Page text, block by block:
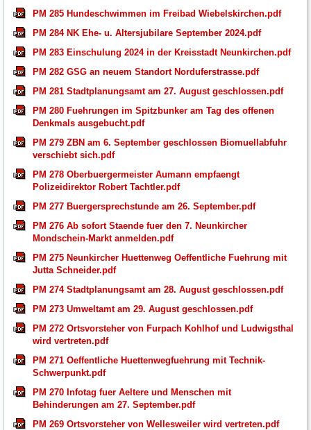
PM 285 Hundeschwimmen im Freibad Wiebelskirchen.pdf
PM 284 NK Ehe- u. Altersjubilare September 2024.pdf
PM 283 Einschulung 2024 in der Kreisstadt Neunkirchen.pdf
PM 282 GSG an neuem Standort Norduferstrasse.pdf
PM 281 Stadtplanungsamt am 27. August geschlossen.pdf
PM 280 Fuehrungen im Spitzbunker am Tag des offenen
Denkmals ausgebucht.pdf
PM 279 ZBN am 6. September geschlossen Biomuellabfuhr
verschiebt sich.pdf
PM 278 Oberbuergermeister Aumann empfaengt
Polizeidirektor Robert Tachtler.pdf
PM 277 Buergersprechstunde am 26. September.pdf
PM 276 Ab sofort Staende fuer den 7. Neunkircher
Mondschein-Markt anmelden.pdf
PM 275 Neunkircher Huettenweg Oeffentliche Fuehrung mit
Jutta Schneider.pdf
PM 274 Stadtplanungsamt am 28. August geschlossen.pdf
PM 273 Umweltamt am 29. August geschlossen.pdf
PM 272 Ortsvorsteher von Furpach Kohlhof und Ludwigsthal
wird vertreten.pdf
PM 271 Oeffentliche Huettenwegfuehrung mit Technik-
Schwerpunkt.pdf
PM 270 Infotag fuer Aeltere und Menschen mit
Behinderungen am 27. September.pdf
PM 269 Ortsvorsteher von Wellesweiler wird vertreten.pdf